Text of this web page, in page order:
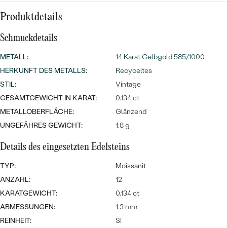
Wave Kollektion
ANSEHEN
NACH DER FORM
MASSGEFERTIGTER
Ohrrinnge
ANSEHEN
Personalisierte
Halsketten
Meistverkaufte
Ringe
ANSEHEN
Produktdetails
Schmuckdetails
METALL:
14 Karat Gelbgold 585/1000
HERKUNFT DES METALLS:
Recyceltes
STIL:
Vintage
GESAMTGEWICHT IN KARAT:
0.134 ct
METALLOBERFLÄCHE:
Glänzend
UNGEFÄHRES GEWICHT:
1.8 g
Details des eingesetzten Edelsteins
TYP:
Moissanit
ANZAHL:
12
KARATGEWICHT:
0.134 ct
ABMESSUNGEN:
1.3 mm
REINHEIT:
SI